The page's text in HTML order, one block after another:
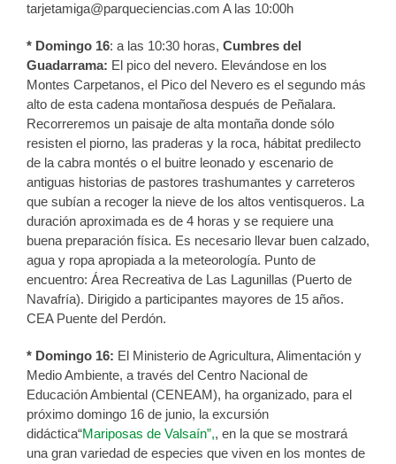
tarjetamiga@parqueciencias.com A las 10:00h
* Domingo 16: a las 10:30 horas, Cumbres del
Guadarrama: El pico del nevero. Elevándose en los
Montes Carpetanos, el Pico del Nevero es el segundo más
alto de esta cadena montañosa después de Peñalara.
Recorreremos un paisaje de alta montaña donde sólo
resisten el piorno, las praderas y la roca, hábitat predilecto
de la cabra montés o el buitre leonado y escenario de
antiguas historias de pastores trashumantes y carreteros
que subían a recoger la nieve de los altos ventisqueros. La
duración aproximada es de 4 horas y se requiere una
buena preparación física. Es necesario llevar buen calzado,
agua y ropa apropiada a la meteorología. Punto de
encuentro: Área Recreativa de Las Lagunillas (Puerto de
Navafría). Dirigido a participantes mayores de 15 años.
CEA Puente del Perdón.
* Domingo 16: El Ministerio de Agricultura, Alimentación y
Medio Ambiente, a través del Centro Nacional de
Educación Ambiental (CENEAM), ha organizado, para el
próximo domingo 16 de junio, la excursión
didáctica“Mariposas de Valsaín”,, en la que se mostrará
una gran variedad de especies que viven en los montes de